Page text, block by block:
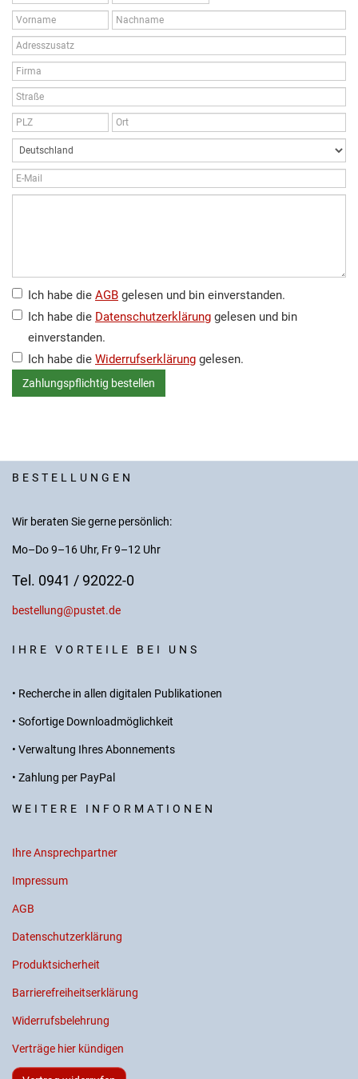
Ich habe die AGB gelesen und bin einverstanden.
Ich habe die Datenschutzerklärung gelesen und bin
einverstanden.
Ich habe die Widerrufserklärung gelesen.
BESTELLUNGEN
Wir beraten Sie gerne persönlich:
Mo–Do 9–16 Uhr, Fr 9–12 Uhr
Tel. 0941 / 92022-0
bestellung@pustet.de
IHRE VORTEILE BEI UNS
• Recherche in allen digitalen Publikationen
• Sofortige Downloadmöglichkeit
• Verwaltung Ihres Abonnements
• Zahlung per PayPal
WEITERE INFORMATIONEN
Ihre Ansprechpartner
Impressum
AGB
Datenschutzerklärung
Produktsicherheit
Barrierefreiheitserklärung
Widerrufsbelehrung
Verträge hier kündigen